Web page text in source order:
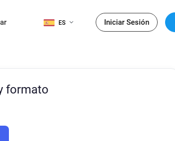
ES Iniciar Sesión
formato